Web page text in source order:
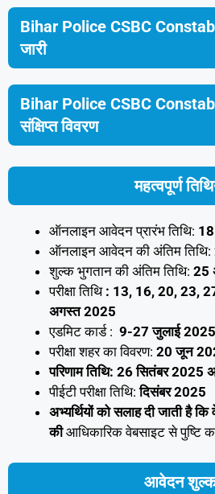
Bihar Police CSBC
जारी
Bihar Police CSBC
संक्षिप्त विवरण
महत्वपूर्ण
ऑनलाइन आवेदन प्रारंभ तिथि: 18
ऑनलाइन आवेदन की अंतिम तिथि:
शुल्क भुगतान की अंतिम तिथि: 25
परीक्षा तिथि : 13, 16, 20, 23,
अगस्त 2025
एडमिट कार्ड : 9-27 जुलाई 2025
परीक्षा शहर का विवरण: 20 जून
परिणाम तिथि: 26 सितंबर 2025
पीईटी परीक्षा तिथि:दिसंबर 2025
अभ्यर्थियों को सलाह दी जाती है कि
कीआधिकारिक वेबसाइट से पुष्टि
आवेदन